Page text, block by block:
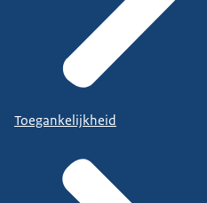
Toegankelijkheid